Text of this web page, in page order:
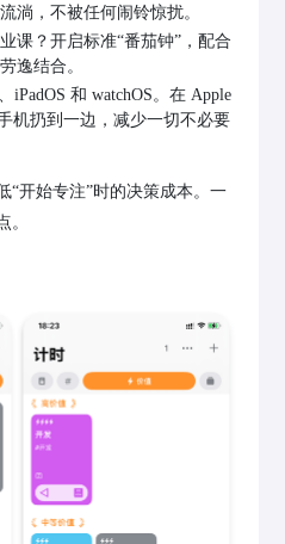
淌，不被任何闹铃惊扰。
业课？开启标准“番茄钟”，配合
逸结合。
iPadOS 和 watchOS。在 Apple
机扔到一边，减少一切不必要
“开始专注”时的决策成本。一
。